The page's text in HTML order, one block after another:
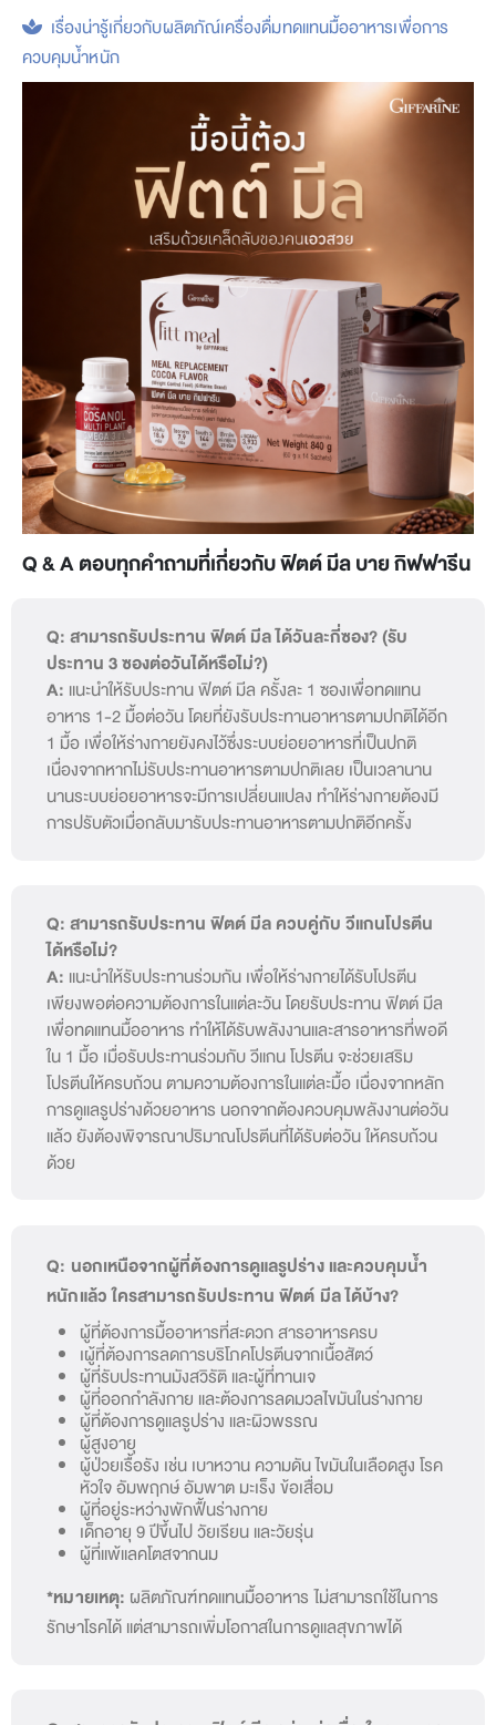
เรื่องน่ารู้เกี่ยวกับผลิตภัณ์เครื่องดื่มทดแทนมื้ออาหารเพื่อการ
ควบคุมน้ำหนัก
Q & A ตอบทุกคำถามที่เกี่ยวกับ ฟิตต์ มีล บาย กิฟฟารีน
Q: สามารถรับประทาน ฟิตต์ มีล ได้วันละกี่ซอง? (รับ
ประทาน 3 ซองต่อวันได้หรือไม่?)
A: แนะนำให้รับประทาน ฟิตต์ มีล ครั้งละ 1 ซองเพื่อทดแทน
อาหาร 1-2 มื้อต่อวัน โดยที่ยังรับประทานอาหารตามปกติได้อีก
1 มื้อ เพื่อให้ร่างกายยังคงไว้ซึ่งระบบย่อยอาหารที่เป็นปกติ
เนื่องจากหากไม่รับประทานอาหารตามปกติเลย เป็นเวลานาน
นานระบบย่อยอาหารจะมีการเปลี่ยนแปลง ทำให้ร่างกายต้องมี
การปรับตัวเมื่อกลับมารับประทานอาหารตามปกติอีกครั้ง
Q: สามารถรับประทาน ฟิตต์ มีล ควบคู่กับ วีแกนโปรตีน
ได้หรือไม่?
A: แนะนำให้รับประทานร่วมกัน เพื่อให้ร่างกายได้รับโปรตีน
เพียงพอต่อความต้องการในแต่ละวัน โดยรับประทาน ฟิตต์ มีล
เพื่อทดแทนมื้ออาหาร ทำให้ได้รับพลังงานและสารอาหารที่พอดี
ใน 1 มื้อ เมื่อรับประทานร่วมกับ วีแกน โปรตีน จะช่วยเสริม
โปรตีนให้ครบถ้วน ตามความต้องการในแต่ละมื้อ เนื่องจากหลัก
การดูแลรูปร่างด้วยอาหาร นอกจากต้องควบคุมพลังงานต่อวัน
แล้ว ยังต้องพิจารณาปริมาณโปรตีนที่ได้รับต่อวัน ให้ครบถ้วน
ด้วย
Q: นอกเหนือจากผู้ที่ต้องการดูแลรูปร่าง และควบคุมน้ำ
หนักแล้ว ใครสามารถรับประทาน ฟิตต์ มีล ได้บ้าง?
ผู้ที่ต้องการมื้ออาหารที่สะดวก สารอาหารครบ
เผู้ที่ต้องการลดการบริโภคโปรตีนจากเนื้อสัตว์
ผู้ที่รับประทานมังสวิรัติ และผู้ที่ทานเจ
ผู้ที่ออกกำลังกาย และต้องการลดมวลไขมันในร่างกาย
ผู้ที่ต้องการดูแลรูปร่าง และผิวพรรณ
ผู้สูงอายุ
ผู้ป่วยเรื้อรัง เช่น เบาหวาน ความดัน ไขมันในเลือดสูง โรค
หัวใจ อัมพฤกษ์ อัมพาต มะเร็ง ข้อเสื่อม
ผู้ที่อยู่ระหว่างพักฟื้นร่างกาย
เด็กอายุ 9 ปีขึ้นไป วัยเรียน และวัยรุ่น
ผู้ที่แพ้แลคโตสจากนม
*หมายเหตุ: ผลิตภัณฑ์ทดแทนมื้ออาหาร ไม่สามารถใช้ในการ
รักษาโรคได้ แต่สามารถเพิ่มโอกาสในการดูแลสุขภาพได้